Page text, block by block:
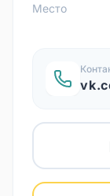
Место